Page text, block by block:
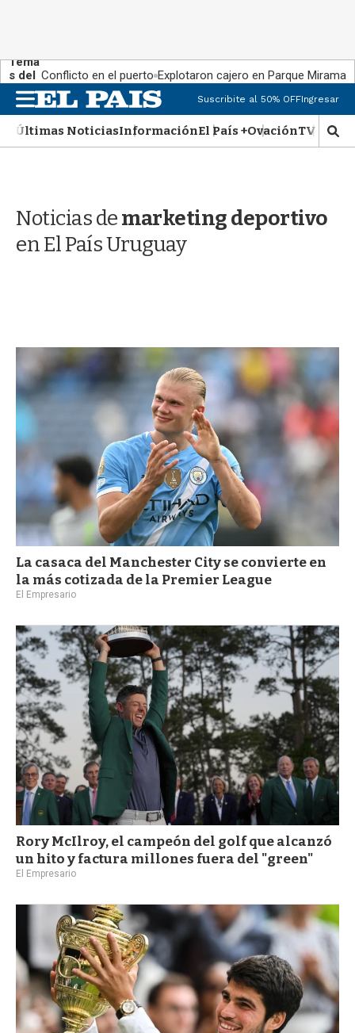
Tema
s del
día:
Conflicto en el puerto Explotaron cajero en Parque Miramar
M
e
n
u
Suscribite al 50% OFFIngresar
Últimas NoticiasInformaciónEl País +OvaciónTV Show
M
o
d
Noticias demarketing deportivo
en El País Uruguay
La casaca del Manchester City se convierte en
la más cotizada de la Premier League
El Empresario
Rory McIlroy, el campeón del golf que alcanzó
un hito y factura millones fuera del "green"
El Empresario